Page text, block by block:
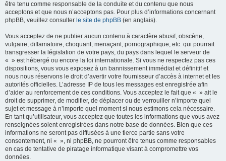
être tenu comme responsable de la conduite et du contenu que nous
acceptons et que nous n’acceptons pas. Pour plus d’informations concernant
phpBB, veuillez consulter le site de phpBB (en anglais).
Vous acceptez de ne publier aucun contenu à caractère abusif, obscène,
vulgaire, diffamatoire, choquant, menaçant, pornographique, etc. qui pourrait
transgresser la législation de votre pays, du pays dans lequel le serveur de
« » est hébergé ou encore la loi internationale. Si vous ne respectez pas ces
dispositions, vous vous exposez à un bannissement immédiat et définitif et
nous nous réservons le droit d’avertir votre fournisseur d’accès à internet et les
autorités officielles. L’adresse IP de tous les messages est enregistrée afin
d’aider au renforcement de ces conditions. Vous acceptez le fait que « » ait le
droit de supprimer, de modifier, de déplacer ou de verrouiller n’importe quel
sujet et message à n’importe quel moment si nous estimons cela nécessaire.
En tant qu’utilisateur, vous acceptez que toutes les informations que vous avez
renseignées soient enregistrées dans notre base de données. Bien que ces
informations ne seront pas diffusées à une tierce partie sans votre
consentement, ni « », ni phpBB, ne pourront être tenus comme responsables
en cas de tentative de piratage informatique visant à compromettre vos
données.